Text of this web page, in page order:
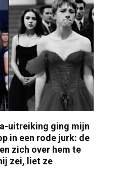
uitreiking ging mijn
in een rode jurk: de
zich over hem te
zei, liet ze